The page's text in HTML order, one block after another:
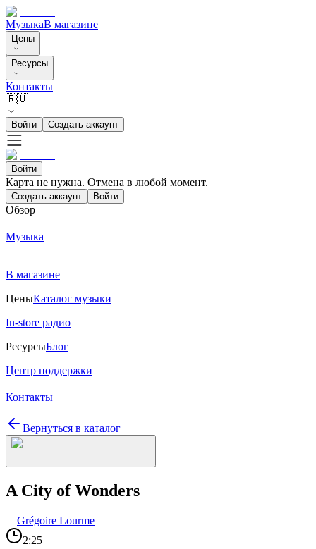
МузыкаВ магазине
Цены
Ресурсы
Контакты
🇷🇺
Войти Создать аккаунт
Войти
Карта не нужна. Отмена в любой момент.
Создать аккаунт Войти
Обзор
Музыка
В магазине
ЦеныКаталог музыки
In-store радио
РесурсыБлог
Центр поддержки
Контакты
Вернуться в каталог
A City of Wonders
—Grégoire Lourme
2:25